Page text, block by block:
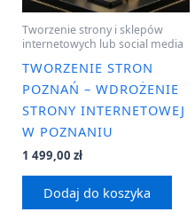
Tworzenie strony i sklepów
internetowych lub social media
TWORZENIE STRON
POZNAŃ – WDROŻENIE
STRONY INTERNETOWEJ
W POZNANIU
1 499,00 zł
Dodaj do koszyka